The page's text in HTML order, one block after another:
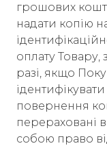
грошових
надати копію
оплату
разі, якщо
повернення
перераховані
собою право